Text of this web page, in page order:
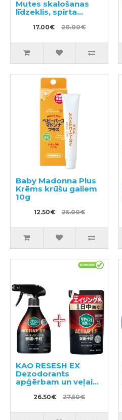
Mutes skalošanas
līdzeklis, spirta
saturošs 900ml
17.00€ 20.00€
Baby Madonna Plus
Krēms krūšu galiem
10g
12.50€ 25.00€
KAO RESESH EX
Dezodorants
apģērbam un veļai
350ml + pildviela
300ml26.50€ 27.50€